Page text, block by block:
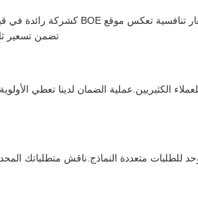
تضمن تسعير
للطلبات متعددة النماذج.ناقش متطلباتك